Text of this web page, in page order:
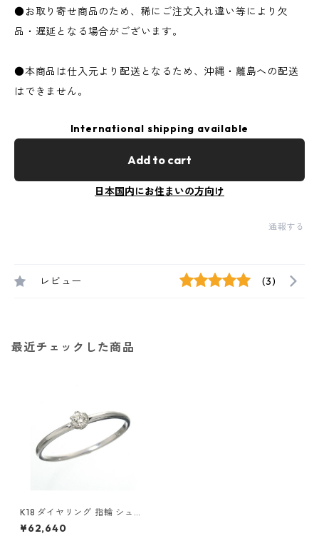
●お取り寄せ商品のため、稀にご注文入れ違い等により欠
品・遅延となる場合がございます。
●本商品は仕入元より配送となるため、沖縄・離島への配送
はできません。
International shipping available
Add to cart
日本国内にお住まいの方向け
通報する
レビュー (3)
最近チェックした商品
K18 ダイヤリング 指輪 シュー
リング ホワイトゴールド 15号
ダイヤモンド ジュエリー アク
¥62,640